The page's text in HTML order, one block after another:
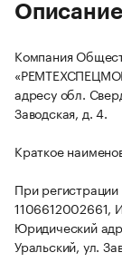
Описание
Компания
адресу обл.
Заводская, д. 4.
Краткое
При
1106612002661,
Юридический
Уральский, ул.